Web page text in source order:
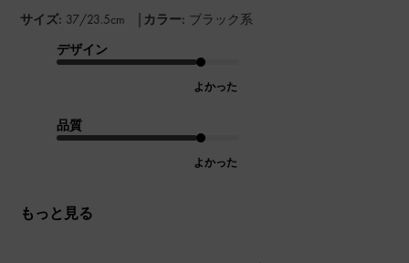
サイズ: 37/23.5cm | カラー: ブラック系
デザイン
よかった
品質
よかった
もっと見る